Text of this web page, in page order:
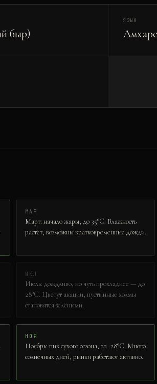
быр)
ЯЗЫК
МАР
Март: начало жары, до 35°C. Влажность
растёт, возможны кратковременные дожди.
ИЮЛ
Июль: дождливо, но чуть прохладнее — до
28°C. Цветут акации, пустынные холмы
становятся зелёными.
НОЯ
Ноябрь: пик сухого сезона, 22–28°C. Много
солнечных дней, рынки работают активно.